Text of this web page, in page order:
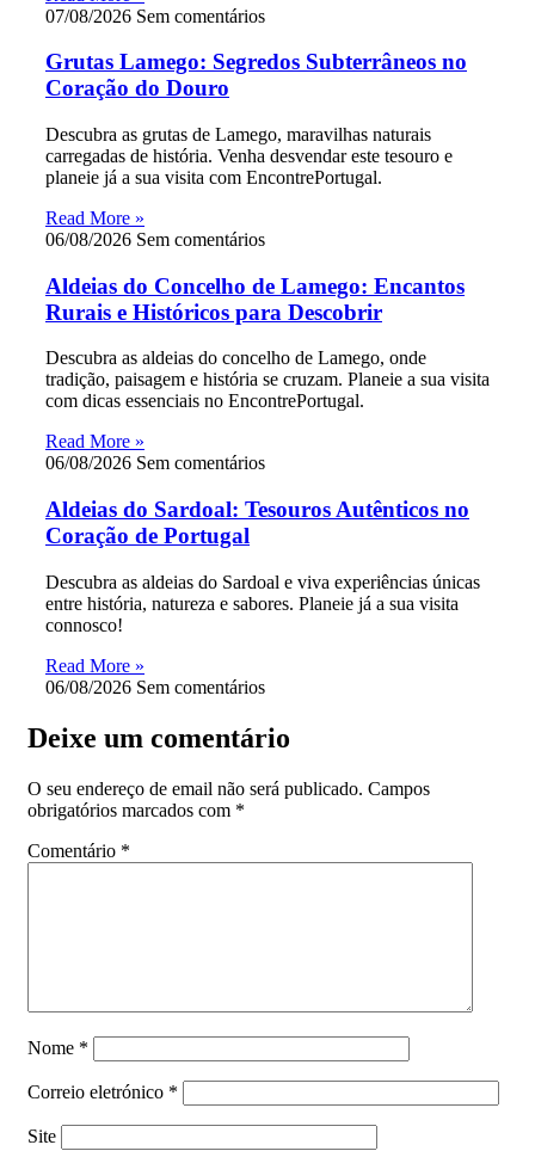
07/08/2026 Sem comentários
Grutas Lamego: Segredos Subterrâneos no
Coração do Douro
Descubra as grutas de Lamego, maravilhas naturais
carregadas de história. Venha desvendar este tesouro e
planeie já a sua visita com EncontrePortugal.
Read More »
06/08/2026 Sem comentários
Aldeias do Concelho de Lamego: Encantos
Rurais e Históricos para Descobrir
Descubra as aldeias do concelho de Lamego, onde
tradição, paisagem e história se cruzam. Planeie a sua visita
com dicas essenciais no EncontrePortugal.
Read More »
06/08/2026 Sem comentários
Aldeias do Sardoal: Tesouros Autênticos no
Coração de Portugal
Descubra as aldeias do Sardoal e viva experiências únicas
entre história, natureza e sabores. Planeie já a sua visita
connosco!
Read More »
06/08/2026 Sem comentários
Deixe um comentário
O seu endereço de email não será publicado. Campos
obrigatórios marcados com *
Comentário *
Nome *
Correio eletrónico *
Site